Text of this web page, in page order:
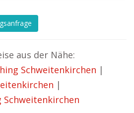
aus der Nähe:
Schweitenkirchen |
|